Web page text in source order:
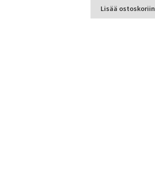
Lisää ostoskoriin